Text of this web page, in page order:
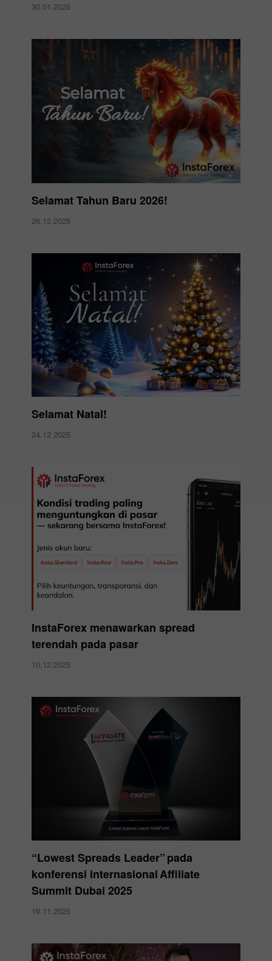
30.01.2026
Selamat Tahun Baru 2026!
26.12.2025
Selamat Natal!
24.12.2025
InstaForex menawarkan spread
terendah pada pasar
10.12.2025
“Lowest Spreads Leader” pada
konferensi internasional Affiliate
Summit Dubai 2025
19.11.2025